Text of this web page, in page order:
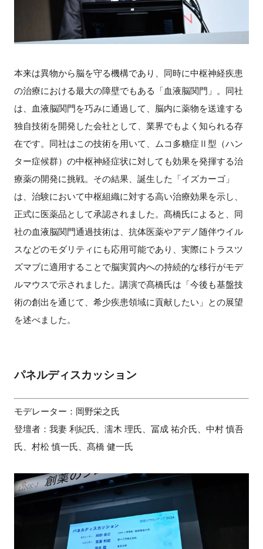
本来は異物から脳を守る機構であり、同時に中枢神経疾患
の治療における最大の障壁でもある「血液脳関門」。同社
は、血液脳関門を巧みに通過して、脳内に薬物を送達する
独自技術を開発した会社として、業界でもよく知られる存
在です。同社はこの技術を用いて、ムコ多糖症Ⅱ型（ハン
ター症候群）の中枢神経症状に対しても効果を発揮する治
療薬の開発に挑戦。その結果、誕生した「イズカーゴ」
は、治験において中枢組織に対する高い治療効果を示し、
正式に医薬品として承認されました。髙橋氏によると、同
社の血液脳関門通過技術は、抗体医薬やアデノ随伴ウイル
スなどのモダリティにも応用可能であり、実際にトラスツ
ズマブに適用することで脳実質内への持続的な移行がモデ
ルマウスで示されました。講演で髙橋氏は「今後も基盤技
術の創出を通じて、希少疾患領域に貢献したい」との展望
を述べました。
パネルディスカッション
モデレーター：岡野栄之氏
登壇者：我妻 利紀氏、濡木 理氏、冨成 祐介氏、中村 慎吾
氏、村松 慎一氏、髙橋 健一氏